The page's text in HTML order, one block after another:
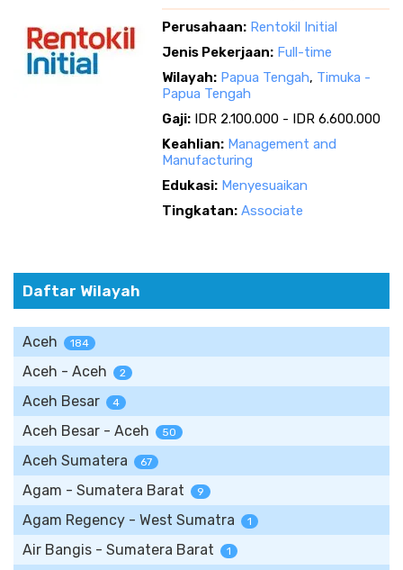
Perusahaan: Rentokil Initial
Jenis Pekerjaan: Full-time
Wilayah: Papua Tengah, Timuka -
Papua Tengah
Gaji: IDR 2.100.000 - IDR 6.600.000
Keahlian: Management and
Manufacturing
Edukasi: Menyesuaikan
Tingkatan: Associate
Daftar Wilayah
Aceh 184
Aceh - Aceh 2
Aceh Besar 4
Aceh Besar - Aceh 50
Aceh Sumatera 67
Agam - Sumatera Barat 9
Agam Regency - West Sumatra 1
Air Bangis - Sumatera Barat 1